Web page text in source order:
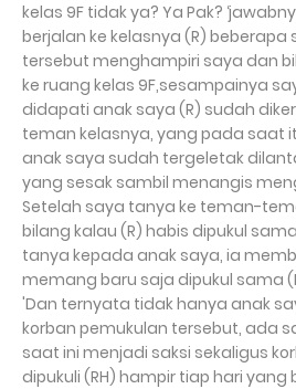
kelas 9F tidak ya? Ya Pak?
berjalan ke kelasnya (R)
tersebut menghampiri saya dan
ke ruang kelas 9F,sesampainya
didapati anak saya (R) sudah
teman kelasnya, yang pada saat
anak saya sudah tergeletak
yang sesak sambil menangis
Setelah saya tanya ke teman-
bilang kalau (R) habis dipukul
tanya kepada anak saya, ia
memang baru saja dipukul sama
'Dan ternyata tidak hanya anak
korban pemukulan tersebut, ada
saat ini menjadi saksi sekaligus
dipukuli (RH) hampir tiap hari yang